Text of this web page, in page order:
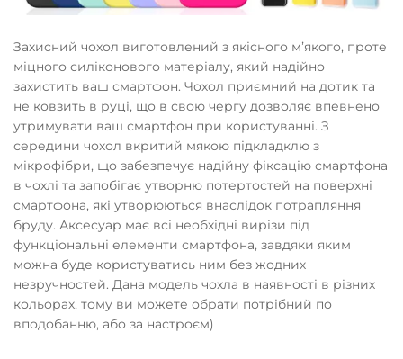
Захисний чохол виготовлений з якісного мʼякого, проте
міцного силіконового матеріалу, який надійно
захистить ваш смартфон. Чохол приємний на дотик та
не ковзить в руці, що в свою чергу дозволяє впевнено
утримувати ваш смартфон при користуванні. З
середини чохол вкритий мякою підкладклю з
мікрофібри, що забезпечує надійну фіксацію смартфона
в чохлі та запобігає утворню потертостей на поверхні
смартфона, які утворюються внаслідок потрапляння
бруду. Аксесуар має всі необхідні вирізи під
функціональні елементи смартфона, завдяки яким
можна буде користуватись ним без жодних
незручностей. Дана модель чохла в наявності в різних
кольорах, тому ви можете обрати потрібний по
вподобанню, або за настроєм)